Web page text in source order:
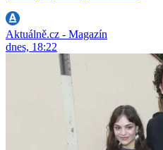
Aktuálně.cz - Magazín
dnes, 18:22